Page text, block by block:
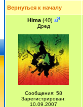
Вернуться к началу
Hima (40)
Дред
Сообщения: 58
Зарегистрирован:
10.09.2007